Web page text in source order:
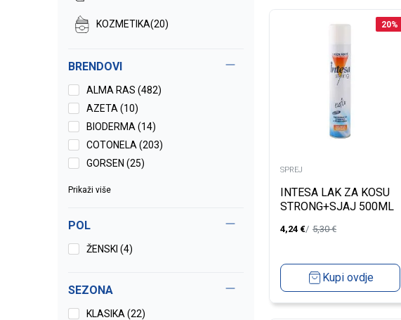
KOZMETIKA(20)
BRENDOVI
ALMA RAS (482)
AZETA (10)
BIODERMA (14)
COTONELA (203)
GORSEN (25)
Prikaži više
POL
ŽENSKI (4)
SEZONA
KLASIKA (22)
20%
SPREJ
INTESA LAK ZA KOSU
STRONG+SJAJ 500ML
4,24 € 5,30€
Kupi ovdje